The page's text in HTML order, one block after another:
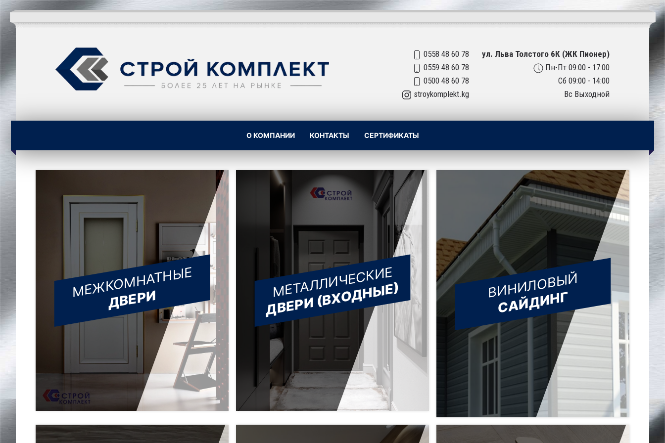
0558 48 60 78
0559 48 60 78
0500 48 60 78
stroykomplekt.kg
ул. Льва Толстого 6К (ЖК Пионер)
Пн-Пт 09:00 - 17:00
Сб 09:00 - 14:00
Вс Выходной
О КОМПАНИИ КОНТАКТЫ СЕРТИФИКАТЫ
МЕЖКОМНАТНЫЕ
ДВЕРИ МЕТАЛЛИЧЕСКИЕ
ДВЕРИ (ВХОДНЫЕ) ВИНИЛОВЫЙ
САЙДИНГ